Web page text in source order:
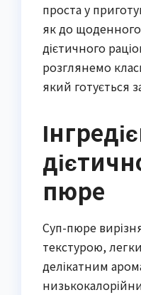
проста у
як до
дієтичного
розглянемо
який готується
пюре
Суп-пюре
текстурою,
делікатним